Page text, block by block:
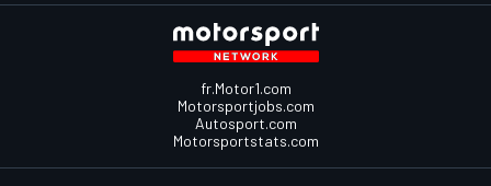
fr.Motor1.com
Motorsportjobs.com
Autosport.com
Motorsportstats.com